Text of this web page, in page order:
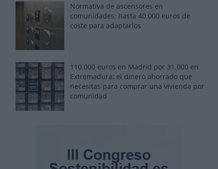
Normativa de ascensores en
comunidades: hasta 40.000 euros de
coste para adaptarlos
110.000 euros en Madrid por 31.000 en
Extremadura: el dinero ahorrado que
necesitas para comprar una vivienda por
comunidad